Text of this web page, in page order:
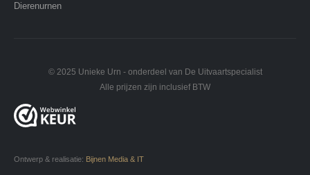
Dierenurnen
© 2025 Unieke Urn - onderdeel van De Uitvaartspecialist
Alle prijzen zijn inclusief BTW
Ontwerp & realisatie: Bijnen Media & IT